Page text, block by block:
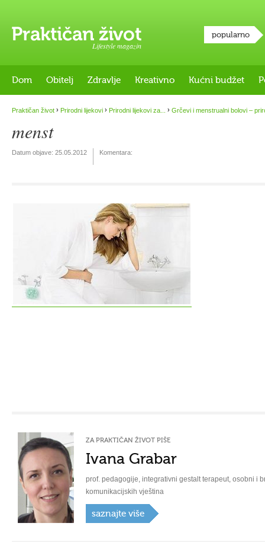
Lifestyle magazin
popularno
Dom Obitelj Zdravlje Kreativno Kućni budžet
Praktičan život › Prirodni lijekovi › Prirodni lijekovi za... › Grčevi i menstrualni bolovi –
menst
Datum objave: 25.05.2012 Komentara:
ZA PRAKTIČAN ŽIVOT PIŠE
Ivana Grabar
prof. pedagogije, integrativni gestalt terapeut, osobni i
komunikacijskih vještina
saznajte više